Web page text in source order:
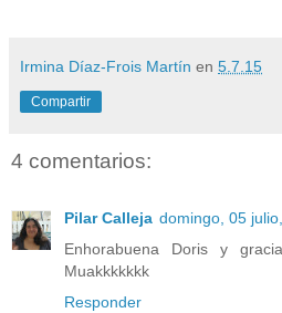
Irmina Díaz-Frois Martín en 5.7.15
Compartir
4 comentarios:
Pilar Calleja domingo, 05
Enhorabuena Doris y
Muakkkkkkk
Responder